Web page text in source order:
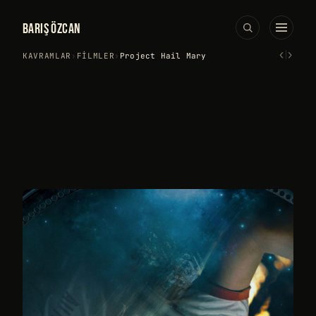
BARIŞ ÖZCAN
KAVRAMLAR › FILMLER › Project Hail Mary ‹›